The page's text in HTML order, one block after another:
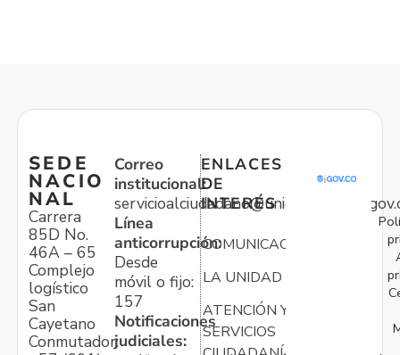
SEDE
NACIO
NAL
Carrera
85D No.
46A – 65
Complejo
logístico
San
Cayetano
Conmutador:
Correo
institucional:
Línea
anticorrupción:
Desde
móvil o fijo:
157
Notificaciones
judiciales:
ENLACES
DE
INTERÉS
COMUNICACIONES
LA UNIDAD
ATENCIÓN Y
SERVICIOS